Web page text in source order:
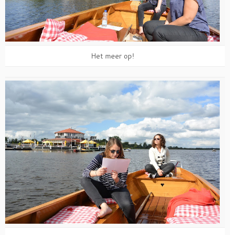
Het meer op!